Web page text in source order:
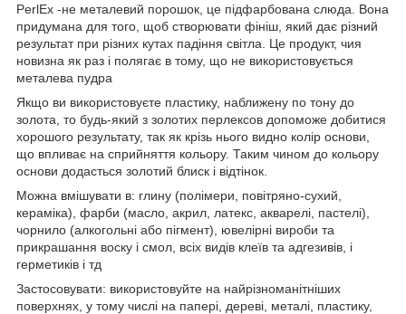
PerlEx -не металевий порошок, це підфарбована слюда. Вона
придумана для того, щоб створювати фініш, який дає різний
результат при різних кутах падіння світла. Це продукт, чия
новизна як раз і полягає в тому, що не використовується
металева пудра
Якщо ви використовуєте пластику, наближену по тону до
золота, то будь-який з золотих перлексов допоможе добитися
хорошого результату, так як крізь нього видно колір основи,
що впливає на сприйняття кольору. Таким чином до кольору
основи додасться золотий блиск і відтінок.
Можна вмішувати в: глину (полімери, повітряно-сухий,
кераміка), фарби (масло, акрил, латекс, акварелі, пастелі),
чорнило (алкогольні або пігмент), ювелірні вироби та
прикрашання воску і смол, всіх видів клеїв та адгезивів, і
герметиків і тд
Застосовувати: використовуйте на найрізноманітніших
поверхнях, у тому числі на папері, дереві, металі, пластику,